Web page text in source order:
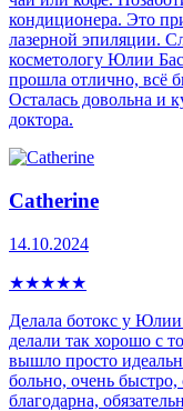
кондиционера. Это
лазерной эпиляции.
косметологу Юлии
прошла отлично, всё
Осталась довольна и
доктора.
Catherine
14.10.2024
★★★★★
Делала ботокс у
делали так хорошо с
вышло просто
больно, очень
благодарна,